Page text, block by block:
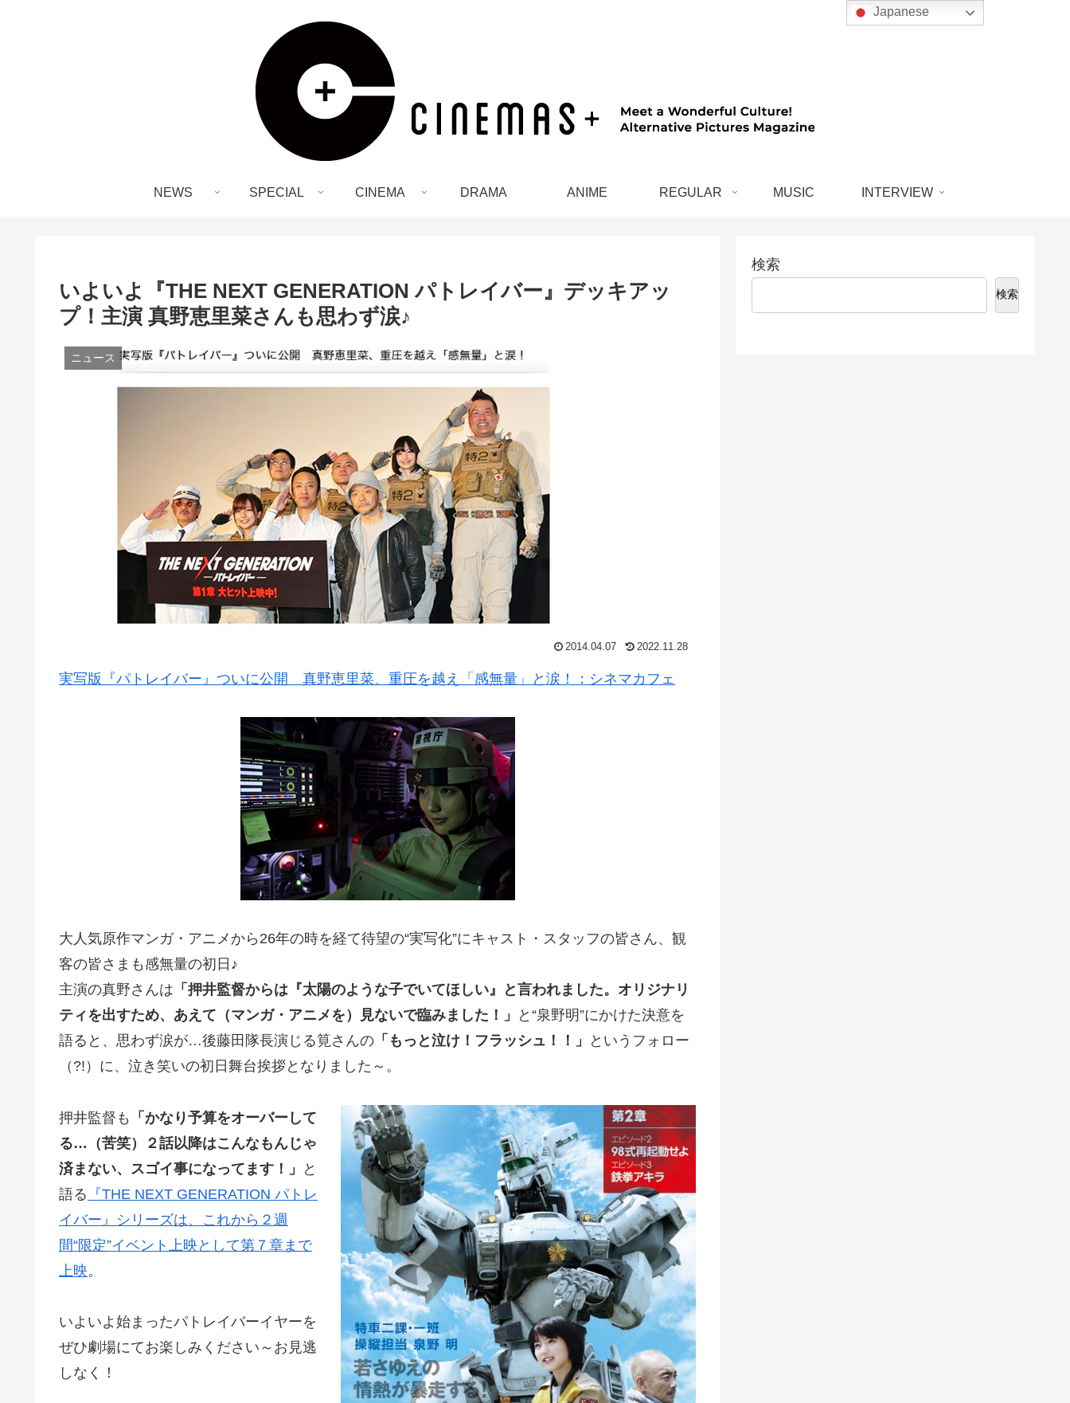
NEWS SPECIAL CINEMA DRAMA ANIME REGULAR MUSIC INTERVIEW
いよいよ『THE NEXT GENERATION パトレイバー』デッキアッ
プ！主演 真野恵里菜さんも思わず涙♪
ニュース
2014.04.07 2022.11.28
実写版『パトレイバー』ついに公開 真野恵里菜、重圧を越え「感無量」と涙！：シネマカフェ
大人気原作マンガ・アニメから26年の時を経て待望の“実写化”にキャスト・スタッフの皆さん、観
客の皆さまも感無量の初日♪
主演の真野さんは 「押井監督からは『太陽のような子でいてほしい』と言われました。オリジナリ
ティを出すため、あえて（マンガ・アニメを）見ないで臨みました！」
と“泉野明”にかけた決意を
語ると、思わず涙が…後藤田隊長演じる筧さんの 「もっと泣け！フラッシュ！！」
というフォロー
（?!）に、泣き笑いの初日舞台挨拶となりました～。
押井監督も
「かなり予算をオーバーして
る…（苦笑）２話以降はこんなもんじゃ
済まない、スゴイ事になってます！」
と
語る 『THE NEXT GENERATION パトレ
イバー』シリーズは、これから２週
間“限定”イベント上映として第７章まで
上映。
いよいよ始まったパトレイバーイヤーを
ぜひ劇場にてお楽しみください～お見逃
しなく！
検索
検索
Japanese